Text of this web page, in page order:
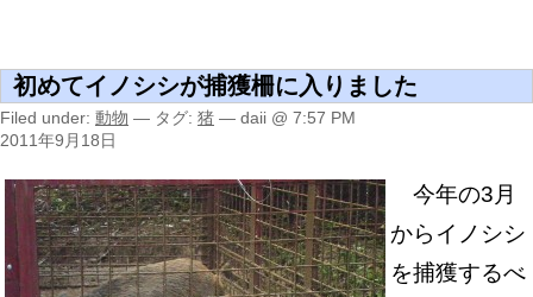
初めてイノシシが捕獲柵に入りました
Filed under: 動物 — タグ: 猪 — daii @ 7:57 PM
2011年9月18日
今年の3月
からイノシシ
を捕獲するべ